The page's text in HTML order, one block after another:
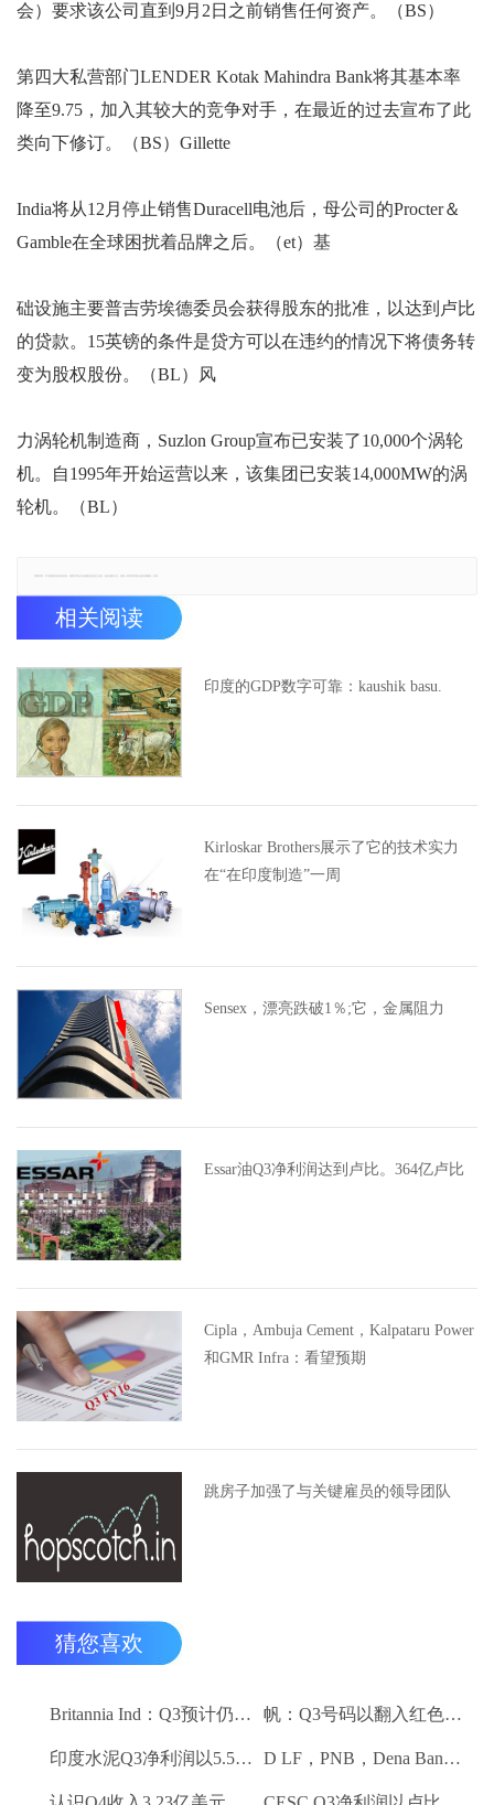
会）要求该公司直到9月2日之前销售任何资产。（BS）
第四大私营部门LENDER Kotak Mahindra Bank将其基本率
降至9.75，加入其较大的竞争对手，在最近的过去宣布了此
类向下修订。（BS）Gillette
India将从12月停止销售Duracell电池后，母公司的Procter＆
Gamble在全球困扰着品牌之后。（et）基
础设施主要普吉劳埃德委员会获得股东的批准，以达到卢比
的贷款。15英镑的条件是贷方可以在违约的情况下将债务转
变为股权股份。（BL）风
力涡轮机制造商，Suzlon Group宣布已安装了10,000个涡轮
机。自1995年开始运营以来，该集团已安装14,000MW的涡
轮机。（BL）
相关阅读
印度的GDP数字可靠：kaushik basu.
Kirloskar Brothers展示了它的技术实力
在“在印度制造”一周
Sensex，漂亮跌破1％;它，金属阻力
Essar油Q3净利润达到卢比。364亿卢比
Cipla，Ambuja Cement，Kalpataru Power
和GMR Infra：看望预期
跳房子加强了与关键雇员的领导团队
猜您喜欢
Britannia Ind：Q3预计仍然保持强劲 帆：Q3号码以翻入红色领域
印度水泥Q3净利润以5.5卢比;销量下降10.3％ D LF，PNB，Dena Bank达到52周低